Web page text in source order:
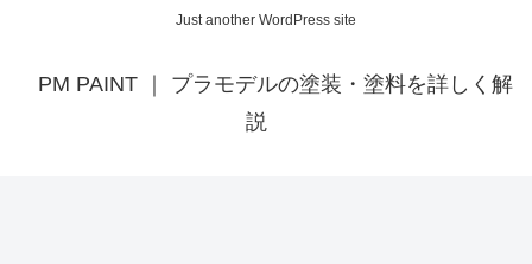
Just another WordPress site
PM PAINT ｜ プラモデルの塗装・塗料を詳しく解
説